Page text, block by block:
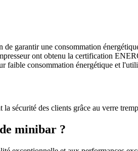
garantir une consommation
ont obtenu la certification
consommation énergétique et
sécurité des clients grâce au verre
minibar ?